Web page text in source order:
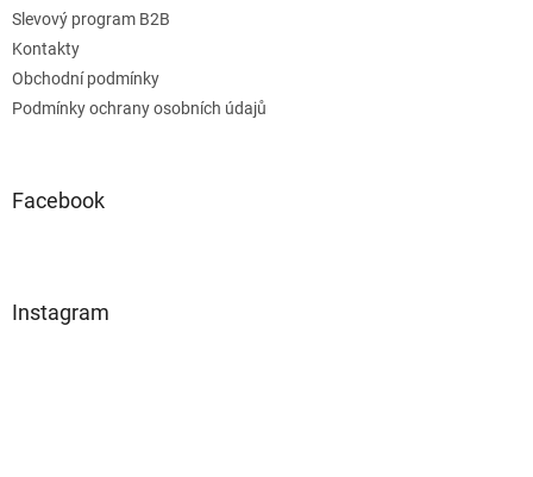
Slevový program B2B
Kontakty
Obchodní podmínky
Podmínky ochrany osobních údajů
Facebook
Instagram